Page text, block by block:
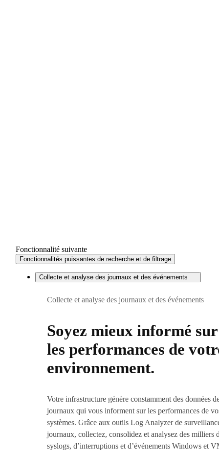
Fonctionnalité suivante
Fonctionnalités puissantes de recherche et de filtrage
Collecte et analyse des journaux et des événements
Collecte et analyse des journaux et des événements
Soyez mieux informé sur
les performances de
environnement.
Votre infrastructure génère constamment des données
journaux qui vous informent sur les performances de
systèmes. Grâce aux outils Log Analyzer de
journaux, collectez, consolidez et analysez des milliers
syslogs, d’interruptions et d’événements Windows et